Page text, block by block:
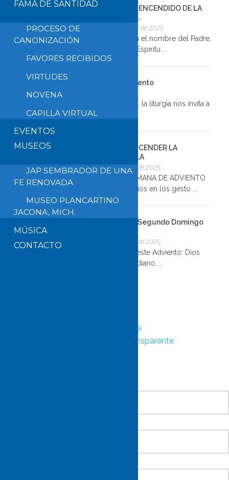
GUÍA PARA EL ENCENDIDO DE LA
TERCERA VEL...
13 de diciembre de 2025
INICIO Guía: En el nombre del Padre,
del Hijo y del Espíritu ...
Reflexión del 3er Domingo de Adviento
13 de diciembre de 2025
En este tercer domingo de Adviento, la liturgia nos invita a
GUÍA PARA ENCENDER LA
SEGUNDA VELA
5 de diciembre de 2025
SEGUNDA SEMANA DE ADVIENTO
“Descubrir a Dios en los gesto ...
Reflexión del Segundo Domingo
5 de diciembre de 2025
Abre los ojos este Adviento: Dios
está en lo cotidiano, ...
FAMA DE SANTIDAD
PROCESO DE
CANONIZACIÓN
FAVORES RECIBIDOS
VIRTUDES
NOVENA
CAPILLA VIRTUAL
EVENTOS
MUSEOS
JAP SEMBRADOR DE UNA
FE RENOVADA
MUSEO PLANCARTINO
JACONA, MICH.
MÚSICA
CONTACTO